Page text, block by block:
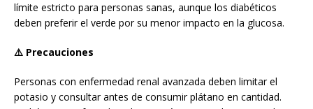
límite estricto para personas sanas, aunque los diabéticos
deben preferir el verde por su menor impacto en la glucosa.
⚠️ Precauciones
Personas con enfermedad renal avanzada deben limitar el
potasio y consultar antes de consumir plátano en cantidad.